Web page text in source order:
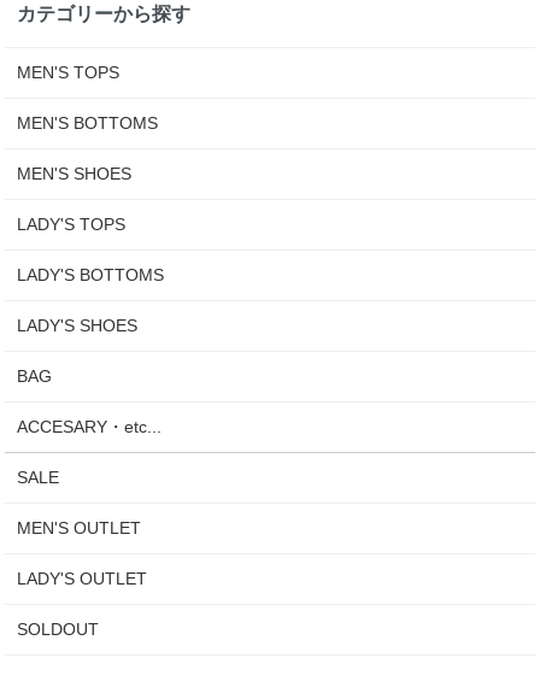
カテゴリーから探す
MEN'S TOPS
MEN'S BOTTOMS
MEN'S SHOES
LADY'S TOPS
LADY'S BOTTOMS
LADY'S SHOES
BAG
ACCESARY・etc...
SALE
MEN'S OUTLET
LADY'S OUTLET
SOLDOUT